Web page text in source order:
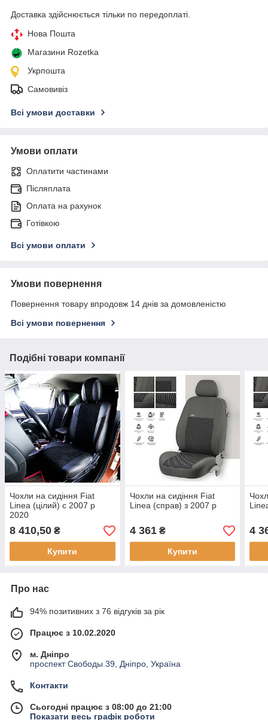
Доставка здійснюється тільки по передоплаті.
Нова Пошта
Магазини Rozetka
Укрпошта
Самовивіз
Всі умови доставки
Умови оплати
Оплатити частинами
Післяплата
Оплата на рахунок
Готівкою
Всі умови оплати
Умови повернення
Повернення товару впродовж 14 днів за домовленістю
Всі умови повернення
Подібні товари компанії
Чохли на сидіння Fiat
Linea (цілий) c 2007 р
2020
8 410,50 ₴
Купити
Чохли на сидіння Fiat
Linea (справ) з 2007 р
4 361₴
Купити
4
Про нас
94% позитивних з 76 відгуків за рік
Працює з 10.02.2020
м. Дніпро
проспект Свободы 39, Дніпро, Україна
Контакти
Сьогодні працює з 08:00 до 21:00
Показати весь графік роботи